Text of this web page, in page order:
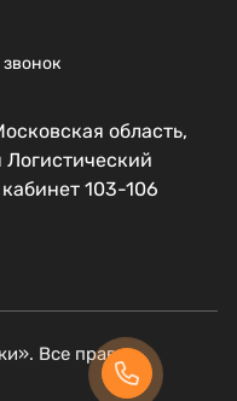
звонок
область,
Логистический
103-106
Все права